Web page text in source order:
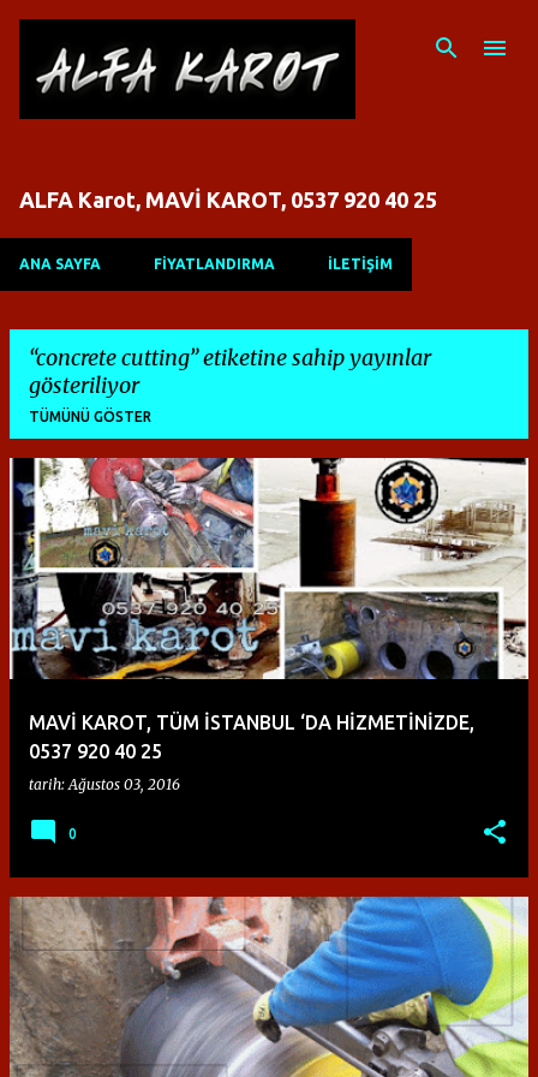
ALFA Karot, MAVİ KAROT, 0537 920 40 25
ANA SAYFA FİYATLANDIRMA İLETİŞİM
concrete cutting etiketine sahip yayınlar
gösteriliyor
TÜMÜNÜ GÖSTER
K
a
y
t
MAVİ KAROT, TÜM İSTANBUL ‘DA HİZMETİNİZDE,
0537 920 40 25
tarih:Ağustos 03, 2016
0